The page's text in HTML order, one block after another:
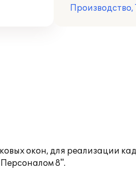
Производство,
окон, для реализации
8".